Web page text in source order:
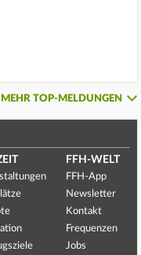
MEHR TOP-MELDUNGEN
FFH-WELT
FFH-App
Newsletter
Kontakt
Frequenzen
Jobs